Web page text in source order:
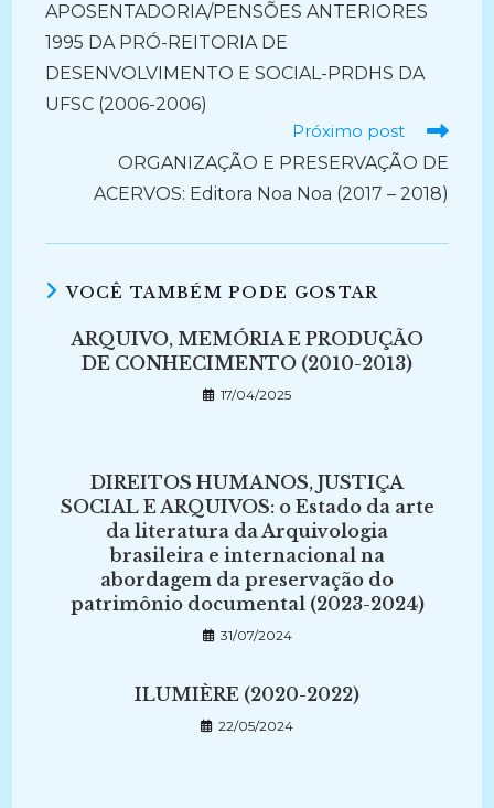
APOSENTADORIA/PENSÕES ANTERIORES
1995 DA PRÓ-REITORIA DE
DESENVOLVIMENTO E SOCIAL-PRDHS DA
UFSC (2006-2006)
Próximo post
ORGANIZAÇÃO E PRESERVAÇÃO DE
ACERVOS: Editora Noa Noa (2017 – 2018)
VOCÊ TAMBÉM PODE GOSTAR
ARQUIVO, MEMÓRIA E PRODUÇÃO
DE CONHECIMENTO (2010-2013)
17/04/2025
DIREITOS HUMANOS, JUSTIÇA
SOCIAL E ARQUIVOS: o Estado da arte
da literatura da Arquivologia
brasileira e internacional na
abordagem da preservação do
patrimônio documental (2023-2024)
31/07/2024
ILUMIÈRE (2020-2022)
22/05/2024